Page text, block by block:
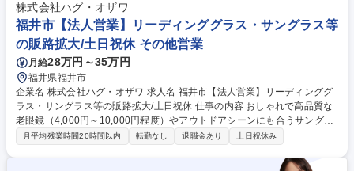
が可能です。 【キャリアパスについて】商品センター/マーケティング/W
EB事業/教育/店舗開発/広報/人事/総務/経理/経営企画など、キャリアプラン
を実現するため、多彩なポジションへのキャリアチェンジが可能です。 募
集職種 【東京(足立区)/鑑定士】鑑定未経験から応募可★ハイブランドリユ
ース
株式会社ハグ・オザワ
福井市【法人営業】リーディンググラス・サングラス等
の販路拡大/土日祝休 その他営業
月給28万円～35万円
福井県福井市
企業名 株式会社ハグ・オザワ 求人名 福井市【法人営業】リーディンググ
ラス・サングラス等の販路拡大/土日祝休 仕事の内容 おしゃれで高品質な
老眼鏡（4,000円～10,000円程度）やアウトドアシーンにも合うサングラ
スを家電量販店などに置いていただくために、商社やバイヤーの方に営
引先への営業／展示会への参加を通じて、当社の製品を広めていただきま
月平均残業時間20時間以内 転勤なし 退職金あり 土日祝休み